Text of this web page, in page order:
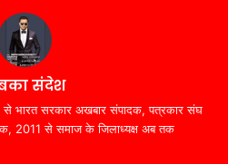
संदेश
भारत सरकार अखबार संपादक, पत्रकार संघ
2011 से समाज के जिलाध्यक्ष अब तक